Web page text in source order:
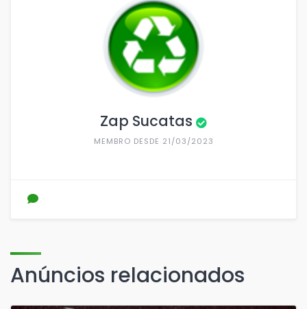
Zap Sucatas
MEMBRO DESDE 21/03/2023
Anúncios relacionados